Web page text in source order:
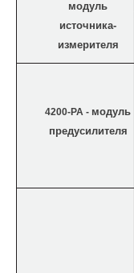
модуль
источника-
измерителя
4200-PA - модуль
предусилителя